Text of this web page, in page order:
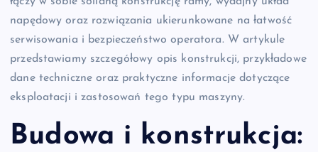
napędowy oraz rozwiązania ukierunkowane na łatwość
serwisowania i bezpieczeństwo operatora. W artykule
przedstawiamy szczegółowy opis konstrukcji, przykładowe
dane techniczne oraz praktyczne informacje dotyczące
eksploatacji i zastosowań tego typu maszyny.
Budowa i konstrukcja: